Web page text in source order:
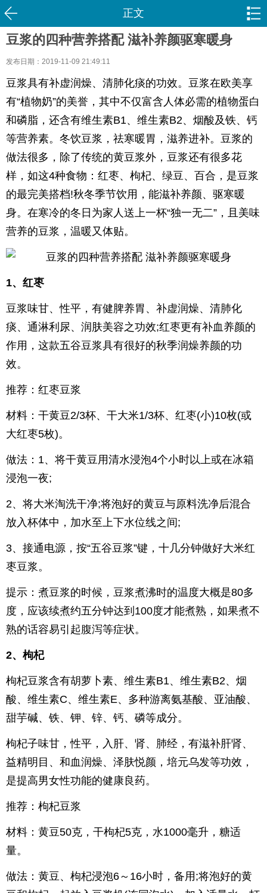
正文
豆浆的四种营养搭配 滋补养颜驱寒暖身
发布日期：2019-11-09 21:49:11
豆浆具有补虚润燥、清肺化痰的功效。豆浆在欧美享
有“植物奶”的美誉，其中不仅富含人体必需的植物蛋白
和磷脂，还含有维生素B1、维生素B2、烟酸及铁、钙
等营养素。冬饮豆浆，祛寒暖胃，滋养进补。豆浆的
做法很多，除了传统的黄豆浆外，豆浆还有很多花
样，如这4种食物：红枣、枸杞、绿豆、百合，是豆浆
的最完美搭档!秋冬季节饮用，能滋补养颜、驱寒暖
身。在寒冷的冬日为家人送上一杯“独一无二”，且美味
营养的豆浆，温暖又体贴。
1、红枣
豆浆味甘、性平，有健脾养胃、补虚润燥、清肺化
痰、通淋利尿、润肤美容之功效;红枣更有补血养颜的
作用，这款五谷豆浆具有很好的秋季润燥养颜的功
效。
推荐：红枣豆浆
材料：干黄豆2/3杯、干大米1/3杯、红枣(小)10枚(或
大红枣5枚)。
做法：1、将干黄豆用清水浸泡4个小时以上或在冰箱
浸泡一夜;
2、将大米淘洗干净;将泡好的黄豆与原料洗净后混合
放入杯体中，加水至上下水位线之间;
3、接通电源，按“五谷豆浆”键，十几分钟做好大米红
枣豆浆。
提示：煮豆浆的时候，豆浆煮沸时的温度大概是80多
度，应该续煮约五分钟达到100度才能煮熟，如果煮不
熟的话容易引起腹泻等症状。
2、枸杞
枸杞豆浆含有胡萝卜素、维生素B1、维生素B2、烟
酸、维生素C、维生素E、多种游离氨基酸、亚油酸、
甜芋碱、铁、钾、锌、钙、磷等成分。
枸杞子味甘，性平，入肝、肾、肺经，有滋补肝肾、
益精明目、和血润燥、泽肤悦颜，培元乌发等功效，
是提高男女性功能的健康良药。
推荐：枸杞豆浆
材料：黄豆50克，干枸杞5克，水1000毫升，糖适
量。
做法：黄豆、枸杞浸泡6～16小时，备用;将泡好的黄